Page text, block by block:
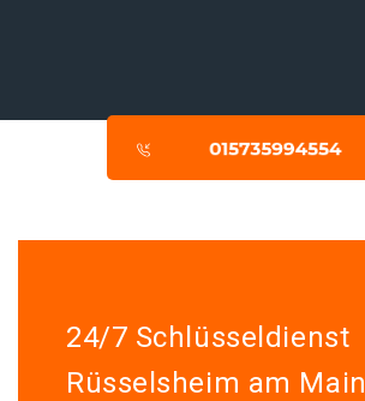
24/7 Schlüsseldienst
Rüsselsheim am Main